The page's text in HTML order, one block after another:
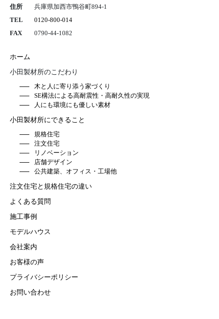
住所
兵庫県加西市鴨谷町894-1
TEL
0120-800-014
FAX
0790-44-1082
ホーム
小田製材所のこだわり
木と人に寄り添う家づくり
SE構法による高耐震性・高耐久性の実現
人にも環境にも優しい素材
小田製材所にできること
規格住宅
注文住宅
リノベーション
店舗デザイン
公共建築、オフィス・工場他
注文住宅と規格住宅の違い
よくある質問
施工事例
モデルハウス
会社案内
お客様の声
プライバシーポリシー
お問い合わせ